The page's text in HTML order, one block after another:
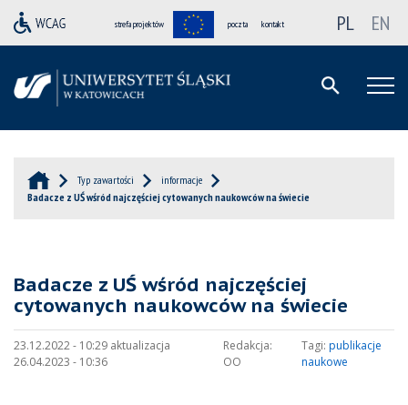
strefa projektów poczta kontakt PL EN
Typ zawartości
informacje
Badacze z UŚ wśród najczęściej cytowanych naukowców na świecie
Badacze z UŚ wśród najczęściej
cytowanych naukowców na świecie
23.12.2022 - 10:29 aktualizacja
26.04.2023 - 10:36
Redakcja:
OO
Tagi: publikacje
naukowe